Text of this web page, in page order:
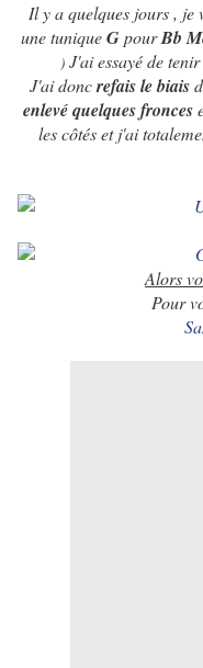
Il y a quelques jours , je
une tuniqueGpourBb
)J'ai essayé de
J'ai doncrefais le biais
enlevé quelquesfronces
les côtés et j'ai
Alors
Pour